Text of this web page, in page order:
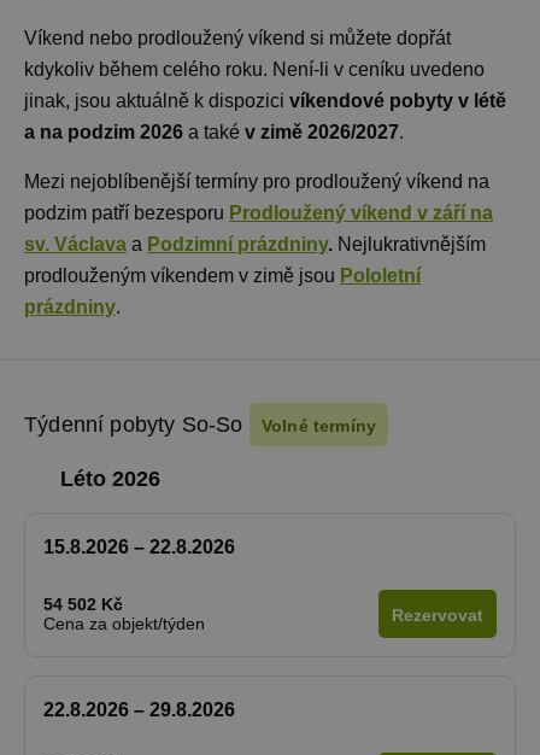
Víkend nebo prodloužený víkend si můžete dopřát
kdykoliv během celého roku. Není-li v ceníku uvedeno
jinak, jsou aktuálně k dispozici víkendové pobyty v létě
a na podzim 2026 a také v zimě 2026/2027.
Mezi nejoblíbenější termíny pro prodloužený víkend na
podzim patří bezesporu Prodloužený víkend v září na
sv. Václava a Podzimní prázdniny. Nejlukrativnějším
prodlouženým víkendem v zimě jsou Pololetní
prázdniny.
Týdenní pobyty So-So Volné termíny
Léto 2026
15.8.2026 – 22.8.2026
54 502 Kč
Cena za objekt/týden
Rezervovat
22.8.2026 – 29.8.2026